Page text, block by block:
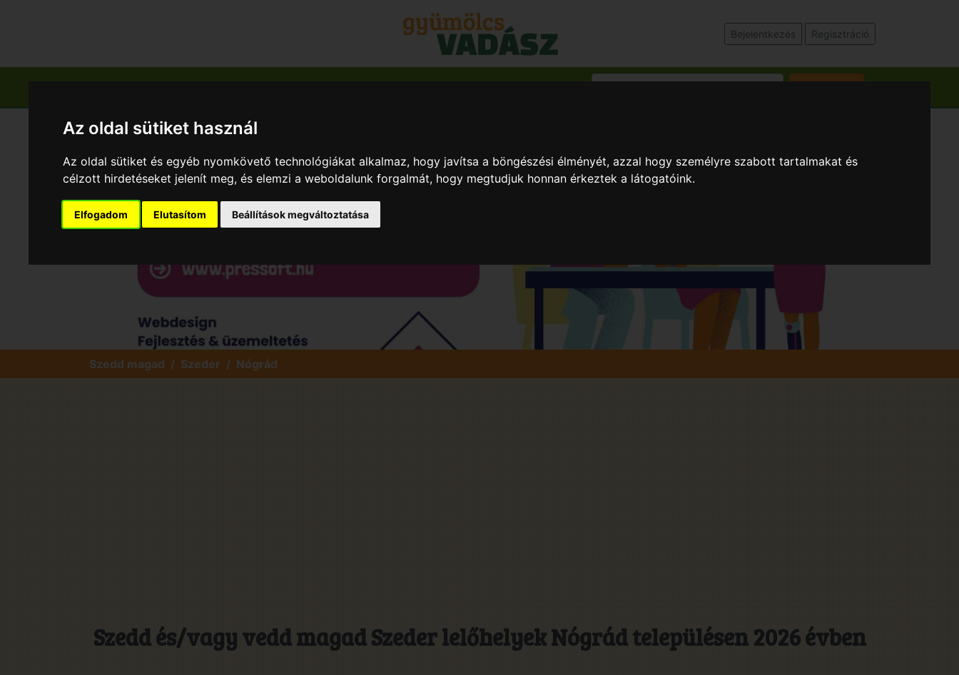
Az oldal sütiket használ
Az oldal sütiket és egyéb nyomkövető technológiákat alkalmaz, hogy javítsa a böngészési élményét, azzal hogy személyre szabott tartalmakat és
célzott hirdetéseket jelenít meg, és elemzi a weboldalunk forgalmát, hogy megtudjuk honnan érkeztek a látogatóink.
Elfogadom Elutasítom Beállítások megváltoztatása
Bejelentkezés Regisztráció
Szedd magad Szeder Nógrád
Szedd és/vagy vedd magad Szeder lelőhelyek Nógrád településen 2026 évben